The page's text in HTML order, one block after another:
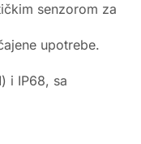
senzorom za
upotrebe.
i IP68, sa